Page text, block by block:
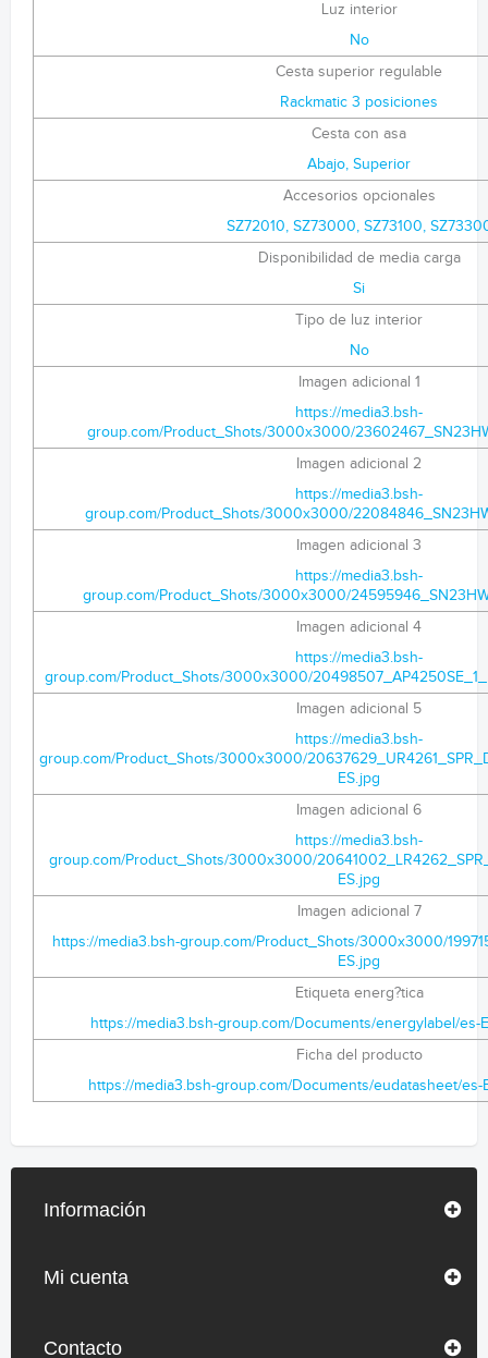
Luz interior
No
Cesta superior regulable
Rackmatic 3 posiciones
Cesta con asa
Abajo, Superior
Accesorios opcionales
SZ72010, SZ73000, SZ73100,
Disponibilidad de media carga
Si
Tipo de luz interior
No
Imagen adicional 1
https://media3.bsh-
group.com/Product_Shots/3000x3000/
Imagen adicional 2
https://media3.bsh-
group.com/Product_Shots/3000x3000/
Imagen adicional 3
https://media3.bsh-
group.com/Product_Shots/3000x3000/
Imagen adicional 4
https://media3.bsh-
group.com/Product_Shots/3000x3000/
Imagen adicional 5
https://media3.bsh-
group.com/Product_Shots/3000x3000/
ES.jpg
Imagen adicional 6
https://media3.bsh-
group.com/Product_Shots/3000x3000/
ES.jpg
Imagen adicional 7
https://media3.bsh-group.com/Product_Shots/3000x3000/
ES.jpg
Etiqueta energ?tica
https://media3.bsh-group.com/Documents/energylabel/es-
Ficha del producto
https://media3.bsh-group.com/Documents/eudatasheet/es-
Información
Mi cuenta
Contacto